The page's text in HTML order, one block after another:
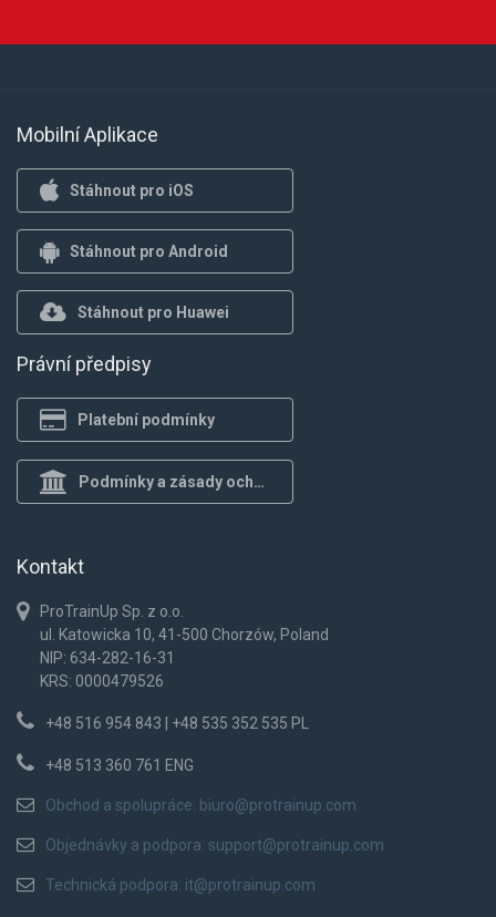
Mobilní Aplikace
Stáhnout pro iOS
Stáhnout pro Android
Stáhnout pro Huawei
Právní předpisy
Platební podmínky
Podmínky a zásady ochrany osob.
Kontakt
ProTrainUp Sp. z o.o.
ul. Katowicka 10, 41-500 Chorzów, Poland
NIP: 634-282-16-31
KRS: 0000479526
+48 516 954 843 | +48 535 352 535 PL
+48 513 360 761 ENG
Obchod a spolupráce: biuro@protrainup.com
Objednávky a podpora: support@protrainup.com
Technická podpora: it@protrainup.com